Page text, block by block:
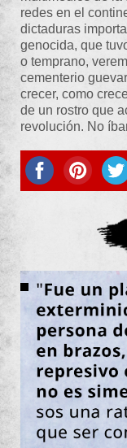
redes en el
dictaduras
genocida, que
o temprano,
cementerio
crecer, como
de un rostro que
revolución. No